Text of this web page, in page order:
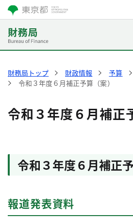
財務局トップ 財政情報 予算
令和３年度６月補正予算（案）
令和３年度６月補正
令和３年度６月補正予
報道発表資料